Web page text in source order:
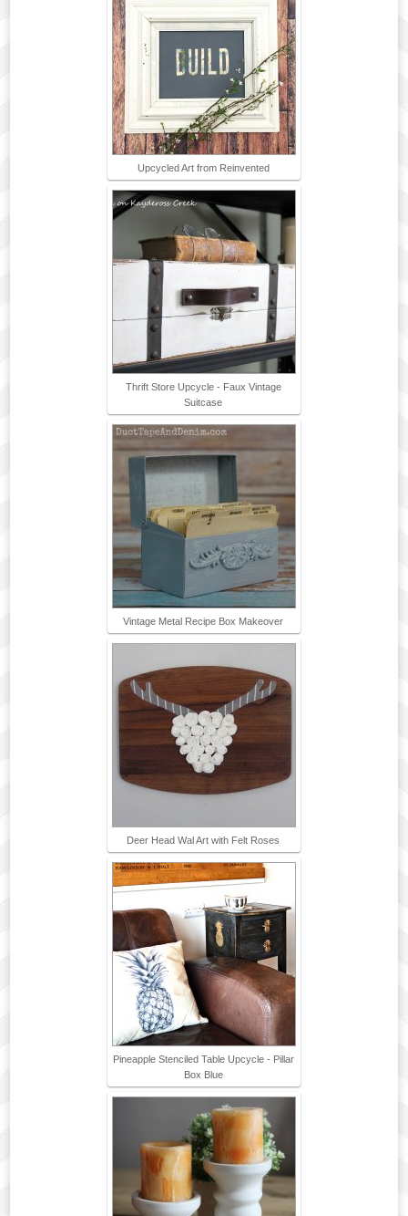
Upcycled Art from Reinvented
Thrift Store Upcycle - Faux Vintage
Suitcase
Vintage Metal Recipe Box Makeover
Deer Head Wal Art with Felt Roses
Pineapple Stenciled Table Upcycle - Pillar
Box Blue